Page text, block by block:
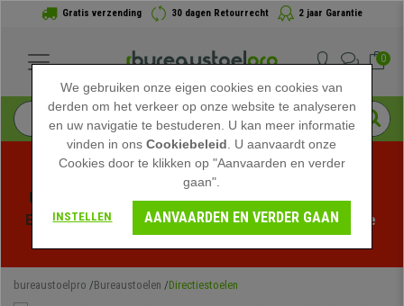
Gratis verzending 30 dagen Retourrecht 2 jaar Garantie
0
Profiteer van de Zomeruitverkoop bij bureaustoelpro!
Exclusieve kortingen voor een beperkte tijd - Bekijk de
bureaustoelpro Bureaustoelen Directiestoelen
We gebruiken onze eigen cookies en cookies van
derden om het verkeer op onze website te analyseren
en uw navigatie te bestuderen. U kan meer informatie
vinden in onsCookiebeleid . U aanvaardt onze
Cookies door te klikken op "Aanvaarden en verder
gaan".
INSTELLEN AANVAARDEN EN VERDER GAAN